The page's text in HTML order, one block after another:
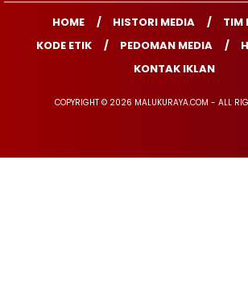
HOME HISTORI MEDIA
TIM
KODE ETIK
PEDOMAN MEDIA
KONTAK IKLAN
COPYRIGHT © 2026 MALUKURAYA.COM - ALL